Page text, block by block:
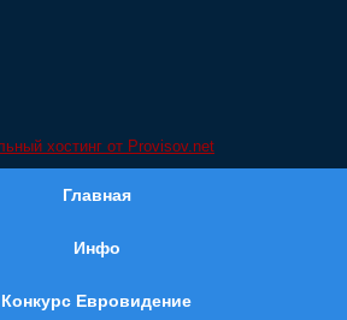
Главная
Инфо
Конкурс Евровидение